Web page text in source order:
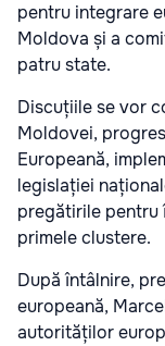
pentru integrare
Moldova și a
patru state.
Discuțiile se vor
Moldovei,
Europeană,
legislației
pregătirile pentru
primele clustere.
După întâlnire,
europeană,
autorităților